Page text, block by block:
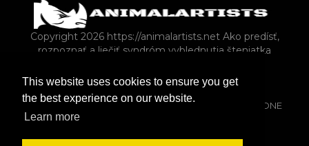
This website uses cookies to ensure you get
the best experience on our website.
Learn more
Copyright 2026 https://animalartists.net Ako predísť,
rozpoznať a liečiť syndróm vyblednutia šteniatka
VLASTNÍCTVO DOMÁCICH MILÁČIKOV
EXOTICKÉ ZVIERATÁ
VTÁCTVO HLODAVCE
KONE